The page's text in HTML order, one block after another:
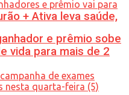
+ Ativa leva saúde,
vida para mais de 2
e prêmio sobe